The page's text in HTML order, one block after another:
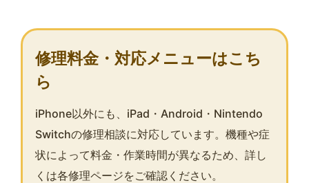
修理料金・対応メニューはこち
ら
iPhone以外にも、iPad・Android・Nintendo
Switchの修理相談に対応しています。機種や症
状によって料金・作業時間が異なるため、詳し
くは各修理ページをご確認ください。